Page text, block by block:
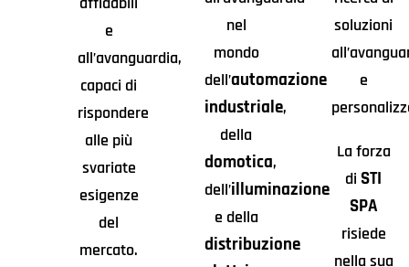
e
all’avanguardia,
capaci di
rispondere
alle più
svariate
esigenze
del
mercato.
nel
mondo
dell’automazione
industriale,
della
domotica,
dell’illuminazione
e della
distribuzione
soluzioni
e
La forza
di STI
SPA
risiede
nella sua